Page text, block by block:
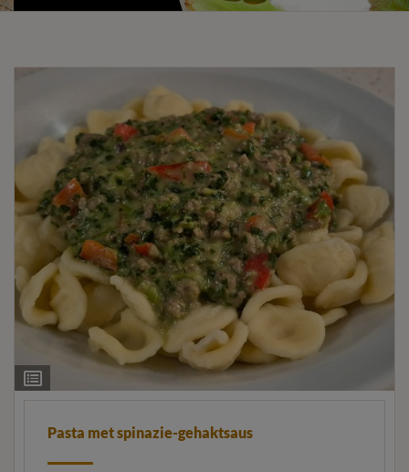
Ingrediëntenlijst
Pasta met spinazie-gehaktsaus